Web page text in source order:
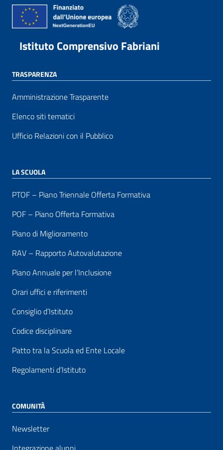
Istituto Comprensivo Fabriani
TRASPARENZA
Amministrazione Trasparente
Elenco siti tematici
Ufficio Relazioni con il Pubblico
LA SCUOLA
PTOF – Piano Triennale Offerta Formativa
POF – Piano Offerta Formativa
Piano di Miglioramento
RAV – Rapporto Autovalutazione
Piano Annuale per l’Inclusione
Orari uffici e riferimenti
Consiglio d’Istituto
Codice disciplinare
Patto tra la Scuola ed Ente Locale
Regolamenti d’Istituto
COMUNITÀ
Newsletter